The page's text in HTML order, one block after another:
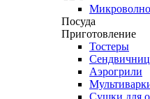
Посуда
Приготовление
Тостеры
Аэрогрили
Сушки для